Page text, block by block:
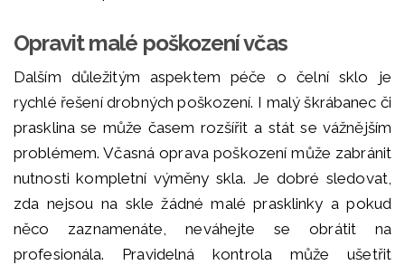
Opravit malé poškození včas
Dalším důležitým aspektem péče o čelní sklo je
rychlé řešení drobných poškození. I malý škrábanec či
prasklina se může časem rozšířit a stát se vážnějším
problémem. Včasná oprava poškození může zabránit
nutnosti kompletní výměny skla. Je dobré sledovat,
zda nejsou na skle žádné malé prasklinky a pokud
něco zaznamenáte, neváhejte se obrátit na
profesionála. Pravidelná kontrola může ušetřit